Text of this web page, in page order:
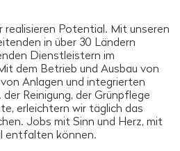
realisieren Potential. Mit unseren
in über 30 Ländern
Dienstleistern im
dem Betrieb und Ausbau von
Anlagen und integrierten
Reinigung, der Grünpflege
erleichtern wir täglich das
Jobs mit Sinn und Herz, mit
entfalten können.